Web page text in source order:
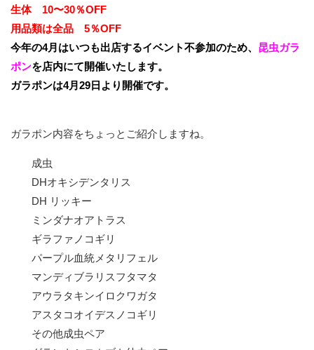
生体 10〜30％OFF
用品類は全品 5％OFF
今年の4月はいつも出店するイベント不参加のため、 昆虫ガラ
ポンを店内にて開催いたします。
ガラポンは4月29日より開催です。
ガラポン内容をちょっとご紹介しますね。
成虫
DHオキシデンタリス
DH リッキー
ミンダナオアトラス
ギラファノコギリ
パープル血統メタリフェル
マンディブラリスフタマタ
アウラタキンイロクワガタ
アスタコオイデスノコギリ
その他成虫ペア